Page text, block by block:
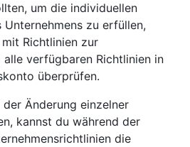
um die individuellen
zu erfüllen,
Richtlinien zur
verfügbaren Richtlinien in
überprüfen.
Änderung einzelner
kannst du während der
die